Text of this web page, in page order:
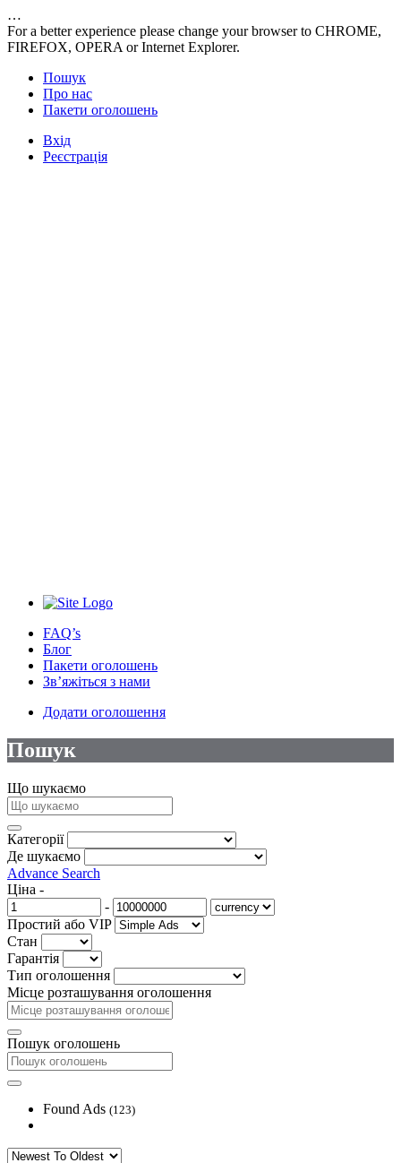
…
For a better experience please change your browser to CHROME,
FIREFOX, OPERA or Internet Explorer.
Пошук
Про нас
Пакети оголошень
Вхід
Реєстрація
FAQ’s
Блог
Пакети оголошень
Зв’яжіться з нами
Додати оголошення
Пошук
Що шукаємо
Категорії
Де шукаємо
Advance Search
Ціна -
-
Простий або VIP
Стан
Гарантія
Тип оголошення
Місце розташування оголошення
Пошук оголошень
Found Ads (123)